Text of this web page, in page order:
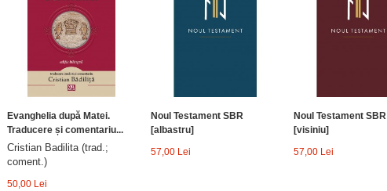
Evanghelia după Matei.
Traducere și comentariu...
Cristian Badilita (trad.;
coment.)
50,00 Lei
Noul Testament SBR
[albastru]
57,00 Lei
Noul Testament SBR
[visiniu]
57,00 Lei